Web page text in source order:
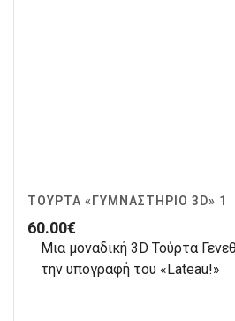
ΤΟΎΡΤΑ «ΓΥΜΝΑΣΤΉΡΙΟ 3D» 1
60.00€
Μια μοναδική 3D Τούρτα
την υπογραφή του «Lateau!»